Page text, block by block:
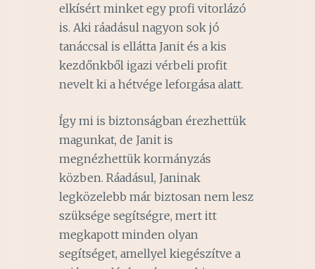
elkísért minket egy profi vitorlázó
is. Aki ráadásul nagyon sok jó
tanáccsal is ellátta Janit és a kis
kezdőnkből igazi vérbeli profit
nevelt ki a hétvége leforgása alatt.
Így mi is biztonságban érezhettük
magunkat, de Janit is
megnézhettük kormányzás
közben. Ráadásul, Janinak
legközelebb már biztosan nem lesz
szüksége segítségre, mert itt
megkapott minden olyan
segítséget, amellyel kiegészítve a